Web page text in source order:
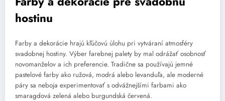
hostinu
Farby a dekorácie hrajú kľúčovú úlohu pri vytváraní atmosféry
svadobnej hostiny. Výber farebnej palety by mal odrážať osobnosť
novomanželov a ich preferencie. Tradične sa používajú jemné
pastelové farby ako ružová, modrá alebo levanduľa, ale moderné
páry sa neboja experimentovať s odvážnejšími farbami ako
smaragdová zelená alebo burgundská červená.